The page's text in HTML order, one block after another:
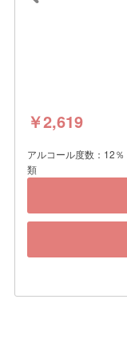
￥2,619
アルコール度数：12
類